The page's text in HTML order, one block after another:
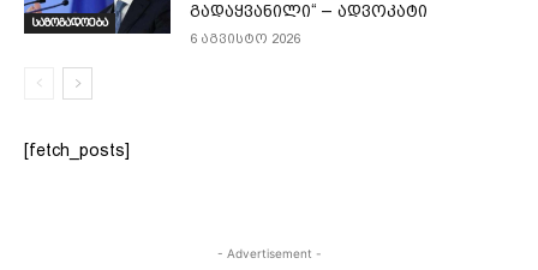
საზოგადოება
გადაყვანილი“ – ადვოკატი
6 აგვისტო 2026
[fetch_posts]
- Advertisement -